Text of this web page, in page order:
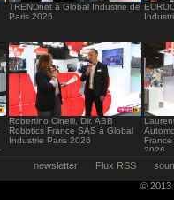
TRENDnet à Global Industrie de
Paris 2026
Robertino Cinelli, Dir. ABB
Robotics France SAS à Global
Industrie Paris 2026
2026
newsletter Flux RSS
© 2013